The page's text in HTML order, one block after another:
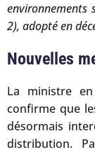
environnements
2), adopté en
Nouvelles
La ministre
confirme que
désormais
distribution.